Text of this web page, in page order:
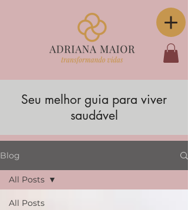
Seu melhor guia para viver
saudável
Blog
All Posts
All Posts